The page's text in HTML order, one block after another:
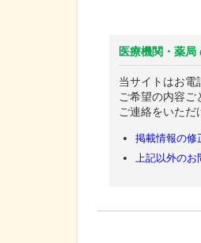
医療機関・薬局
当サイトはお電
ご希望の内容ご
ご連絡をいただ
掲載情報の修
上記以外のお